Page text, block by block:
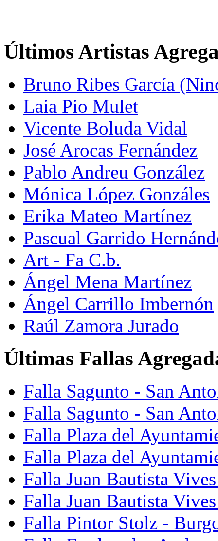
Últimos Artistas
Bruno Ribes García
Laia Pio Mulet
Vicente Boluda Vidal
José Arocas Fernández
Pablo Andreu González
Mónica López Gonzáles
Erika Mateo Martínez
Pascual Garrido
Art - Fa C.b.
Ángel Mena Martínez
Ángel Carrillo Imbernón
Raúl Zamora Jurado
Últimas Fallas
Falla Sagunto - San
Falla Sagunto - San
Falla Plaza del
Falla Plaza del
Falla Juan Bautista
Falla Juan Bautista
Falla Pintor Stolz -